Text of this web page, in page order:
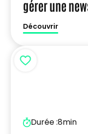
gérer une
Découvrir
Durée :8min